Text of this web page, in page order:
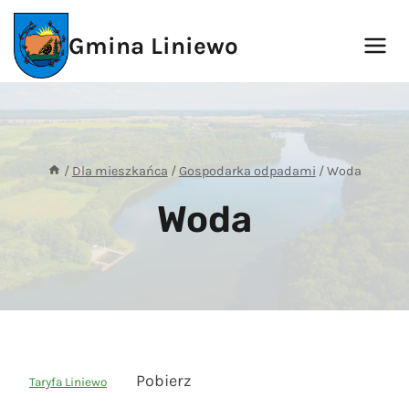
Przejdź
treści
Gmina Liniewo
/ Dla mieszkańca /Gospodarka odpadami /Woda
Woda
Taryfa Liniewo Pobierz